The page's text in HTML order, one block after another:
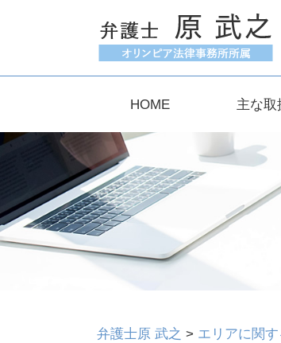
HOME 主な取
弁護士原 武之 > エリアに関